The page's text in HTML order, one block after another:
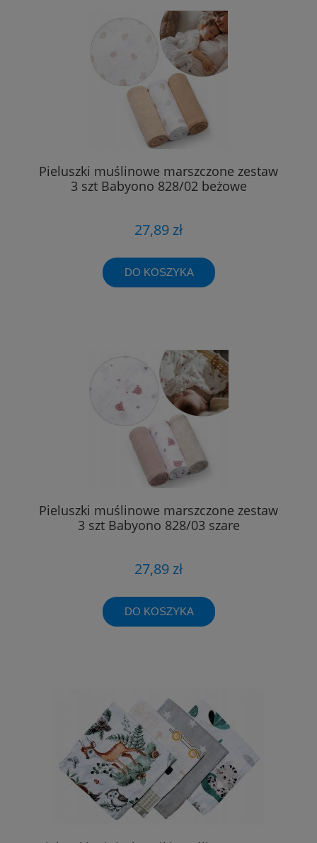
Pieluszki muślinowe marszczone zestaw
3 szt Babyono 828/02 beżowe
27,89 zł
DO KOSZYKA
Pieluszki muślinowe marszczone zestaw
3 szt Babyono 828/03 szare
27,89 zł
DO KOSZYKA